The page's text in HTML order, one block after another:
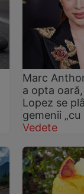
Marc
a opta
Lopez se
gemenii
Vedete